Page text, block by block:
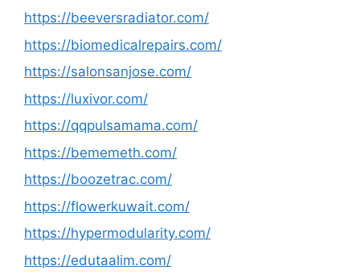
https://beeversradiator.com/
https://biomedicalrepairs.com/
https://salonsanjose.com/
https://luxivor.com/
https://qqpulsamama.com/
https://bememeth.com/
https://boozetrac.com/
https://flowerkuwait.com/
https://hypermodularity.com/
https://edutaalim.com/